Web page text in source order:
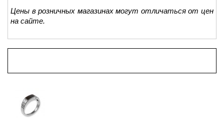
Цены в розничных магазинах могут отличаться от цен
на сайте.